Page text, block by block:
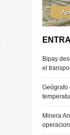
Bipay
el
Geógrafo
Minera